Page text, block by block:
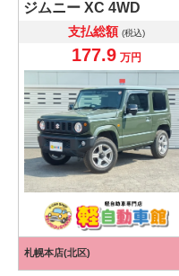
ジムニー XC 4WD
支払総額 (税込)
177.9 万円
札幌本店(北区)